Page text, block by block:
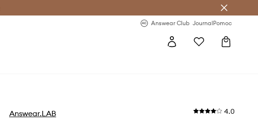
Answear Club JournalPomoc
Answear.LAB 4.0